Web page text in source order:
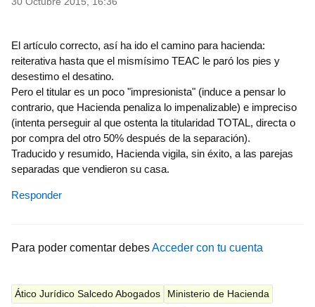
El artículo correcto, así ha ido el camino para hacienda:
reiterativa hasta que el mismísimo TEAC le paró los pies y
desestimo el desatino.
Pero el titular es un poco "impresionista" (induce a pensar lo
contrario, que Hacienda penaliza lo impenalizable) e impreciso
(intenta perseguir al que ostenta la titularidad TOTAL, directa o
por compra del otro 50% después de la separación).
Traducido y resumido, Hacienda vigila, sin éxito, a las parejas
separadas que vendieron su casa.
Responder
Para poder comentar debesAcceder con tu cuenta
Ático Jurídico Salcedo Abogados Ministerio de Hacienda